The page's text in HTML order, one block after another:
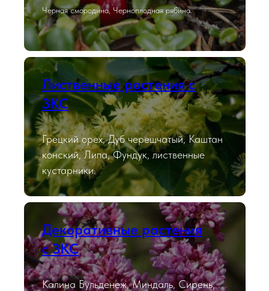
Черная смородина, Черноплодная рябина.
Лиственные растения с
ЗКС
Грецкий орех, Дуб черешчатый, Каштан
конский, Липа, Фундук, лиственные
кустарники.
Декоративные растения
с ЗКС
Калина Бульденеж, Миндаль, Сирень,